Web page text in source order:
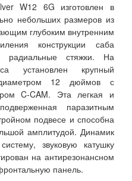
W12 6G изготовлен в
небольших размеров из
глубоким внутренним
конструкции саба
радиальные стяжки. На
установлен крупный
диаметром 12 дюймов с
C-CAM. Эта легкая и
паразитным
подвесе и способна
амплитудой. Динамик
звуковую катушку
на антирезонансном
панель.